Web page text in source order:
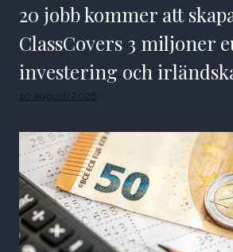
20 jobb kommer att
ClassCovers 3 miljoner
investering och
10 augusti 2026